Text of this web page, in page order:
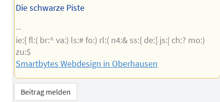
Die schwarze Piste
--
ie:{ fl:( br:^ va:) ls:# fo:) rl:( n4:& ss:{ de:] js:| ch:? mo:)
zu:$
Smartbytes Webdesign in Oberhausen
Beitrag melden